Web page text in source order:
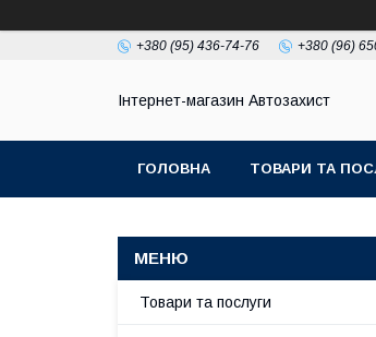
+380 (95) 436-74-76 +380 (96)
Інтернет-магазин Автозахист
ГОЛОВНА ТОВАРИ ТА
Товари та послуги